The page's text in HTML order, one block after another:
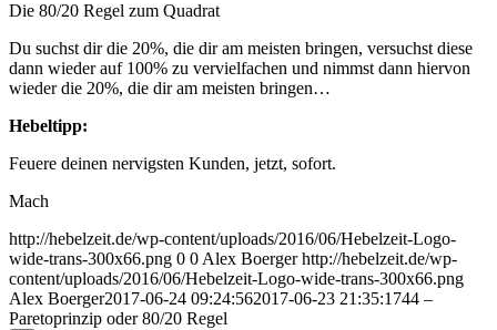
Die 80/20 Regel zum Quadrat
Du suchst dir die 20%, die dir am meisten bringen, versuchst diese
dann wieder auf 100% zu vervielfachen und nimmst dann hiervon
wieder die 20%, die dir am meisten bringen…
Hebeltipp:
Feuere deinen nervigsten Kunden, jetzt, sofort.
Mach
http://hebelzeit.de/wp-content/uploads/2016/06/Hebelzeit-Logo-
wide-trans-300x66.png 0 0Alex Boerger http://hebelzeit.de/wp-
content/uploads/2016/06/Hebelzeit-Logo-wide-trans-300x66.png
Alex Boerger2017-06-24 09:24:562017-06-23 21:35:1744 –
Paretoprinzip oder 80/20 Regel